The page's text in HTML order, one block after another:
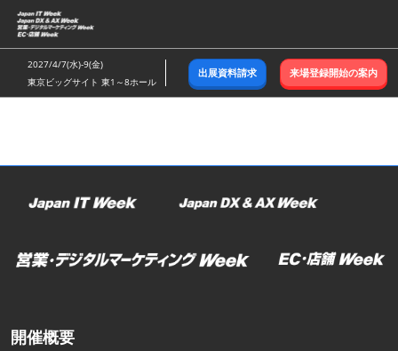
ス
キ
ッ
し
む
2027/4/7(水)-9(金)
東京ビッグサイト 東1～8ホール
出展資料請求 来場登録開始の案内
開催概要